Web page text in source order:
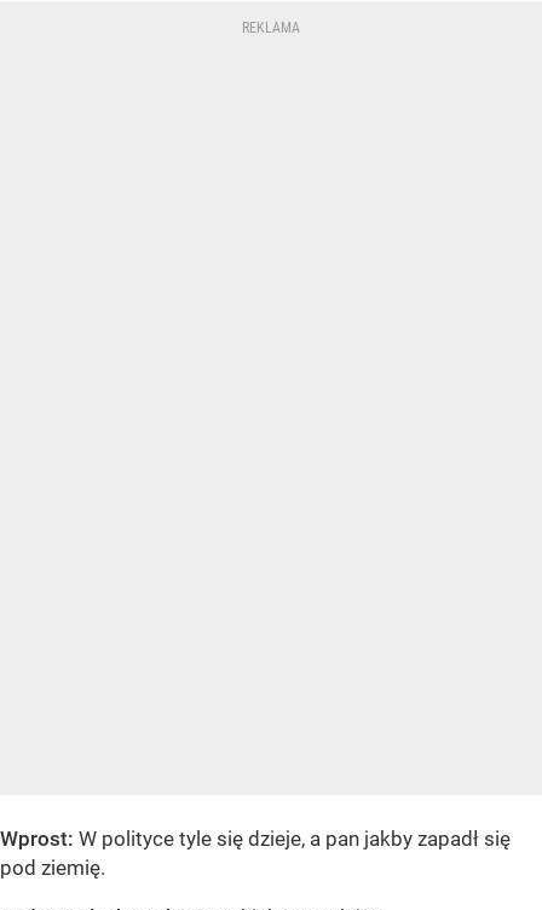
Wprost: W polityce tyle się dzieje, a pan jakby zapadł się
pod ziemię.